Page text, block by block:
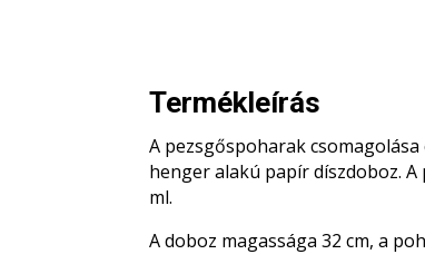
Termékleírás
A pezsgőspoharak
henger alakú papír díszdoboz.
ml.
A doboz magassága 32 cm, a